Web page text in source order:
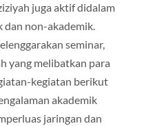
juga aktif didalam
dan non-akademik.
seminar,
yang melibatkan para
kegiatan berikut
akademik
jaringan dan